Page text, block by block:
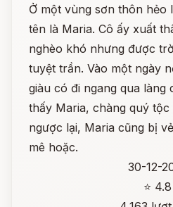
Ở một vùng sơn thôn hẻo
tên là Maria. Cô ấy xuất
nghèo khó nhưng được
tuyệt trần. Vào một ngày
giàu có đi ngang qua làng
thấy Maria, chàng quý
ngược lại, Maria cũng bị
mê hoặc.
30-12-
⭐ 4.8